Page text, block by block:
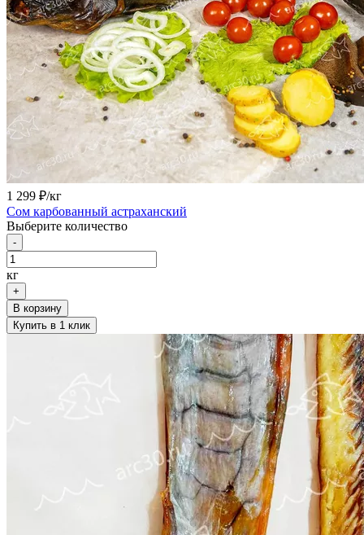
1 299 ₽/кг
Сом карбованный астраханский
Выберите количество
-
кг
+
В корзину
Купить в 1 клик